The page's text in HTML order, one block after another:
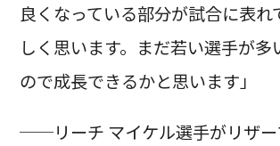
良くなっている部分が試合に表れ
しく思います。まだ若い選手が多
ので成長できるかと思います」
──リーチ マイケル選手がリザー